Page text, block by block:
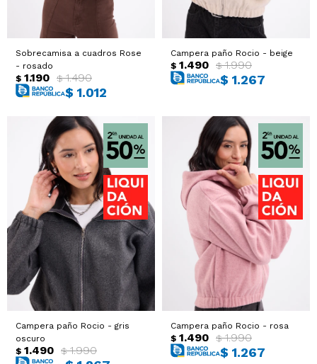
Sobrecamisa a cuadros Rose
- rosado
$ 1.190 $ 1.490
$ 1.012
Campera paño Rocio - beige
$ 1.490 $ 1.990
$ 1.267
Campera paño Rocio - gris
oscuro
$ 1.490 $ 1.990
Campera paño Rocio - rosa
$ 1.490 $ 1.990
$ 1.267
Sacos
Trajes
Abrigos
Ver todo
T-shirts y Tops
Ver todo